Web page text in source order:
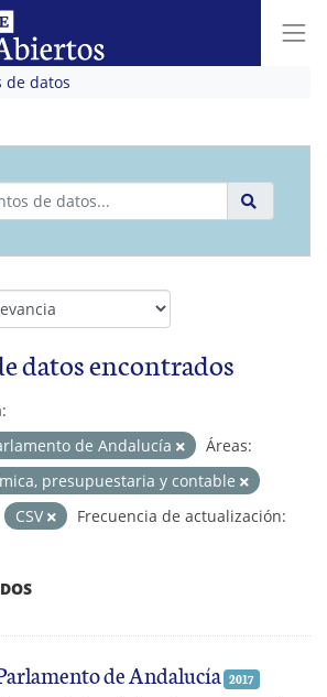
de datos
datos encontrados
de Andalucía
Áreas:
presupuestaria y contable
CSV
Frecuencia de actualización:
de Andalucía 2017